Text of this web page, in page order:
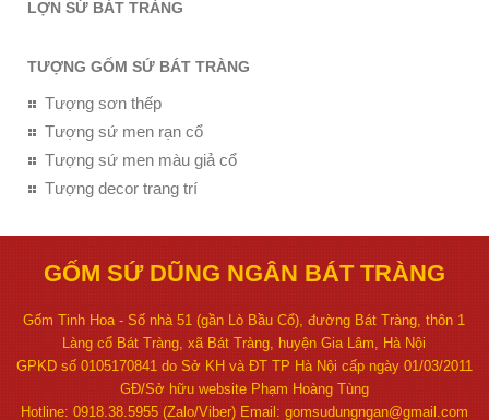
LỢN SỨ BÁT TRÀNG
TƯỢNG GỐM SỨ BÁT TRÀNG
Tượng sơn thếp
Tượng sứ men rạn cổ
Tượng sứ men màu giả cổ
Tượng decor trang trí
GỐM SỨ DŨNG NGÂN BÁT TRÀNG
Gốm Tinh Hoa - Số nhà 51 (gần Lò Bầu Cổ), đường Bát Tràng, thôn 1
Làng cổ Bát Tràng, xã Bát Tràng, huyện Gia Lâm, Hà Nội
GPKD số 0105170841 do Sở KH và ĐT TP Hà Nội cấp ngày 01/03/2011
GĐ/Sở hữu website Phạm Hoàng Tùng
Hotline: 0918.38.5955 (Zalo/Viber) Email: gomsudungngan@gmail.com